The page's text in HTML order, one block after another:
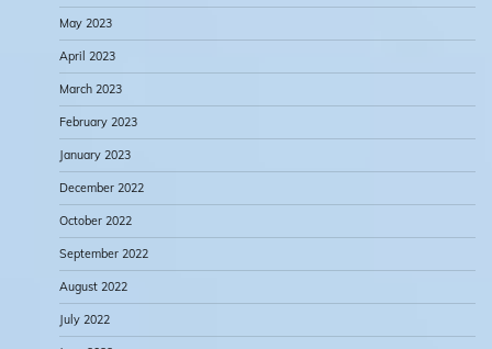
May 2023
April 2023
March 2023
February 2023
January 2023
December 2022
October 2022
September 2022
August 2022
July 2022